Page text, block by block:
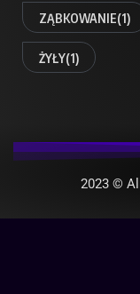
ZĄBKOWANIE(1)
ŻYŁY(1)
2023 ©